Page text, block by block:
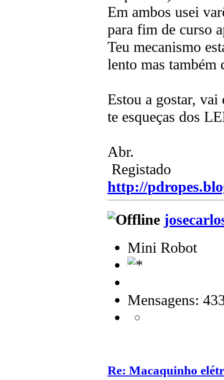
Em ambos usei
para fim de curso
Teu mecanismo
lento mas também
Estou a gostar,
te esqueças dos
Abr.
Registado
http://
Mini Robot
Mensagens:
Re: Macaquinho